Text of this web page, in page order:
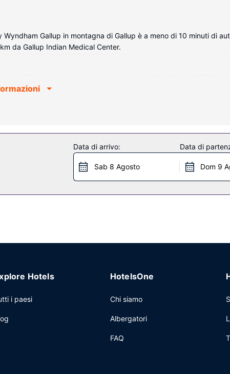
Wyndham Gallup in montagna di Gallup è a meno di 10 minuti di
da Gallup Indian Medical Center.
per concedersi un po' di svago. I bagni dispongono di doccia e
viene servita gratuitamente tutti i giorni dalle ore 06:00
Data di arrivo:
Sab 8 Agosto
Data di
Dom 9
Hotels
i paesi
HotelsOne
Chi siamo
Albergatori
FAQ